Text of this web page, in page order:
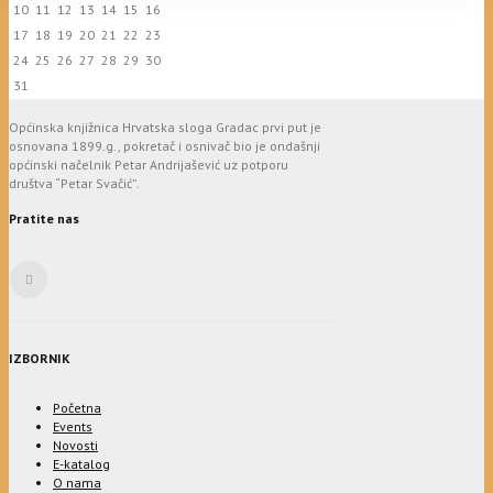
10 11 12 13 14 15 16
17 18 19 20 21 22 23
24 25 26 27 28 29 30
31
Općinska knjižnica Hrvatska sloga Gradac prvi put je
osnovana 1899.g., pokretač i osnivač bio je ondašnji
općinski načelnik Petar Andrijašević uz potporu
društva “Petar Svačić”.
Pratite nas
IZBORNIK
Početna
Events
Novosti
E-katalog
O nama